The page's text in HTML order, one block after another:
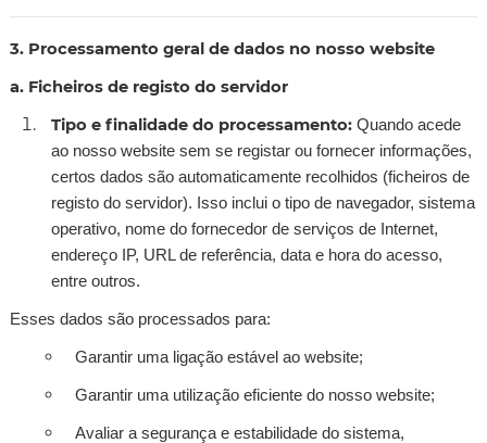
3. Processamento geral de dados no nosso website
a. Ficheiros de registo do servidor
Tipo e finalidade do processamento: Quando acede
ao nosso website sem se registar ou fornecer informações,
certos dados são automaticamente recolhidos (ficheiros de
registo do servidor). Isso inclui o tipo de navegador, sistema
operativo, nome do fornecedor de serviços de Internet,
endereço IP, URL de referência, data e hora do acesso,
entre outros.
Esses dados são processados para:
Garantir uma ligação estável ao website;
Garantir uma utilização eficiente do nosso website;
Avaliar a segurança e estabilidade do sistema,